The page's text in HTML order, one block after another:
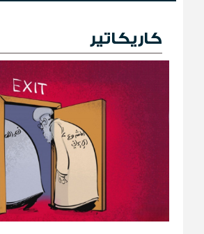
كاريكاتير